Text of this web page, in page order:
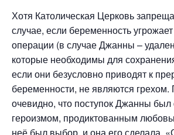
Хотя Католическая Церковь
случае, если беременность
операции (в случае Джанны –
которые необходимы для
если они безусловно приводят к
беременности, не являются грехом.
очевидно, что поступок Джанны
героизмом, продиктованным